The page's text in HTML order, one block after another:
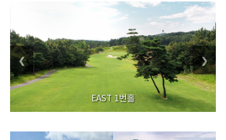
EAST 1번홀
❮ ❯